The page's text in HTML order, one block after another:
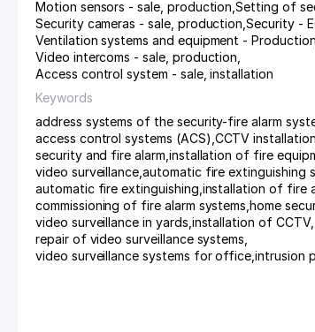
Motion sensors - sale, production ,Setting of
Security cameras - sale, production ,Security -
Ventilation systems and equipment - Production
Video intercoms - sale, production
Access control system - sale, installation
Keywords
address systems of the security-fire alarm
access control systems (ACS) CCTV installation
security and fire alarm installation of fire
video surveillance ,automatic fire extinguishing
automatic fire extinguishing installation of fire
commissioning of fire alarm systems ,home
video surveillance in yards installation of CCTV,
repair of video surveillance systems
video surveillance systems for office ,intrusion